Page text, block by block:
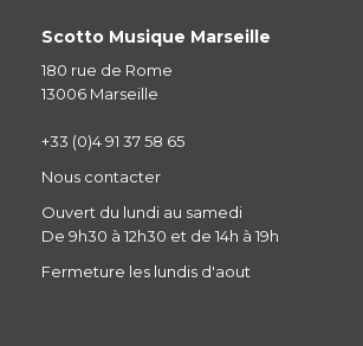
Scotto Musique Marseille
180 rue de Rome
13006 Marseille
+33 (0)4 91 37 58 65
Nous contacter
Ouvert du lundi au samedi
De 9h30 à 12h30 et de 14h à 19h
Fermeture les lundis d'aout